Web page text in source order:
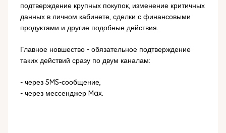
подтверждение крупных покупок, изменение критичных
данных в личном кабинете, сделки с финансовыми
продуктами и другие подобные действия.
Главное новшество - обязательное подтверждение
таких действий сразу по двум каналам:
- через SMS-сообщение,
- через мессенджер Max.